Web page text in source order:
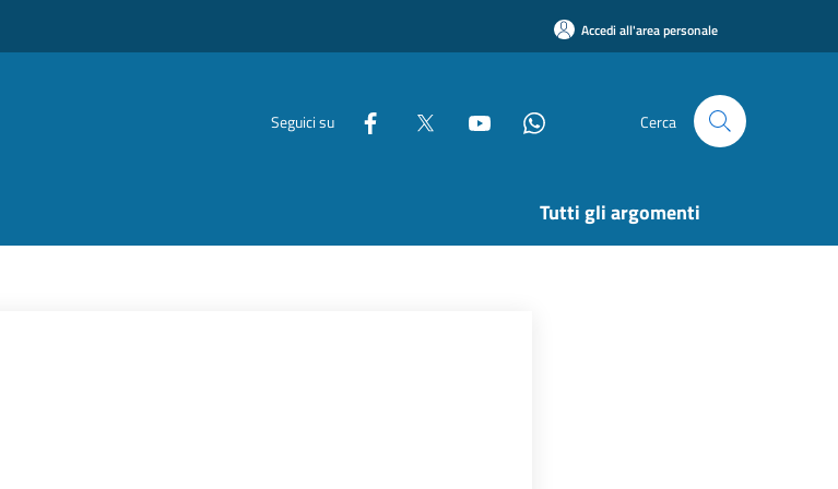
Accedi all'area personale
Seguici su Cerca
Tutti gli argomenti